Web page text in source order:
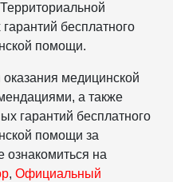
бесплатного
помощи.
медицинской
а также
гарантий бесплатного
помощи за
на
, Официальный